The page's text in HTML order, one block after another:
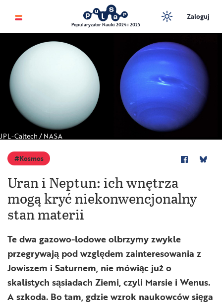
Popularyzator Nauki 2024 i 2025
Zaloguj
JPL-Caltech / NASA
Kosmos
Uran i Neptun: ich wnętrza
mogą kryć niekonwencjonalny
stan materii
Te dwa gazowo-lodowe olbrzymy zwykle
przegrywają pod względem zainteresowania z
Jowiszem i Saturnem, nie mówiąc już o
skalistych sąsiadach Ziemi, czyli Marsie i Wenus.
A szkoda. Bo tam, gdzie wzrok naukowców sięga